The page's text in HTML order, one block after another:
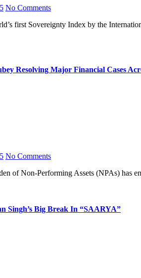
No Comments
Resolving Major Financial Cases
No Comments
of Non-Performing Assets (NPAs)
Singh’s Big Break In “SAARYA”